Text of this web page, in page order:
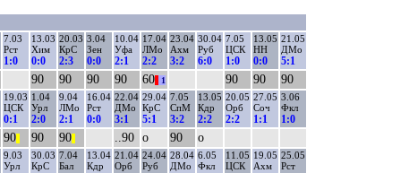
7.03
Рст
1:0
13.03
Хим
0:0
20.03
КрС
2:3
3.04
Зен
0:0
10.04
Уфа
2:1
17.04
ЛМо
2:2
23.04
Ахм
3:2
30.04
Руб
6:0
7.05
ЦСК
1:0
13.05
НН
0:0
21.05
ДМо
5:1
90 90 90 90 60|| 1 90 90 90
19.03
ЦСК
0:1
1.04
Урл
2:0
9.04
ЛМо
2:1
16.04
Рст
0:0
22.04
ДМо
3:1
29.04
КрС
5:1
7.05
СпМ
3:2
13.05
Кдр
2:2
20.05
Орб
2:2
27.05
Соч
1:1
3.06
Фкл
1:0
90|| 90 90|| ..90 о 90 о
9.03
Урл
30.03
КрС
7.04
Бал
13.04
Кдр
21.04
Орб
24.04
Руб
28.04
ДМо
6.05
Фкл
11.05
ЦСК
19.05
Ахм
25.05
Рст